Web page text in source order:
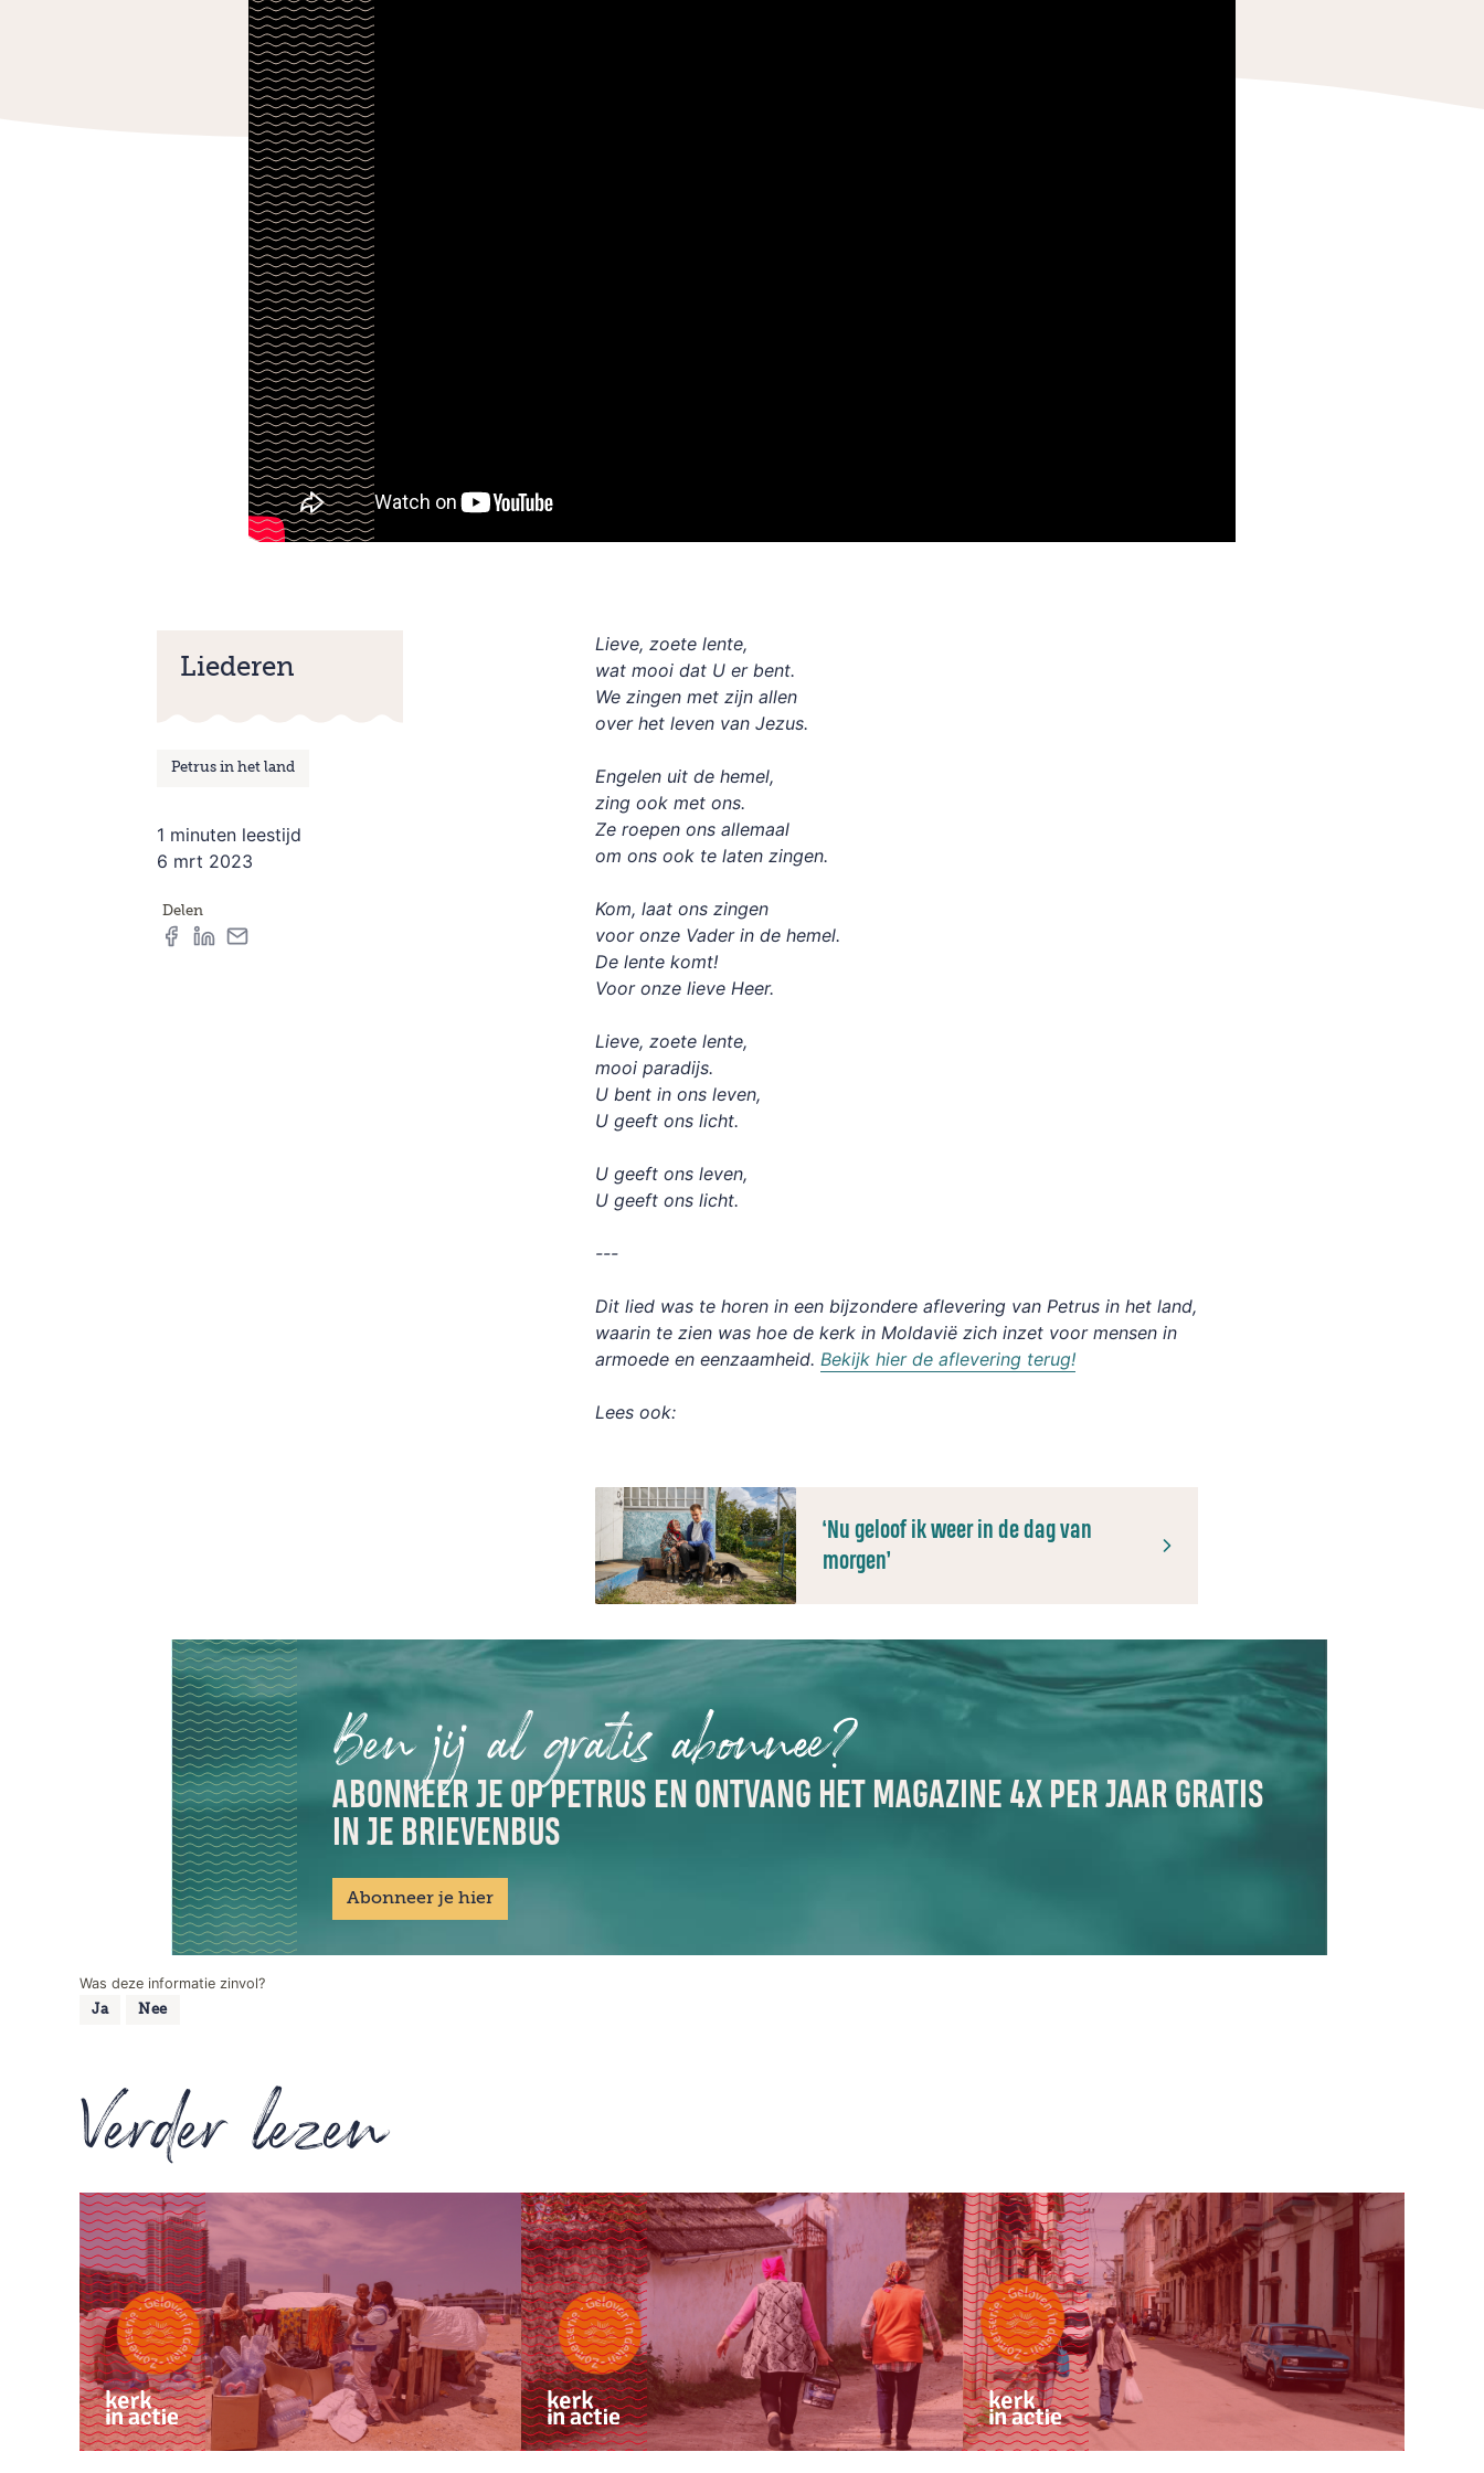
Lieve, zoete lente,
wat mooi dat U er bent.
We zingen met zijn allen
over het leven van Jezus.
Engelen uit de hemel,
zing ook met ons.
Ze roepen ons allemaal
om ons ook te laten zingen.
Kom, laat ons zingen
voor onze Vader in de hemel.
De lente komt!
Voor onze lieve Heer.
Lieve, zoete lente,
mooi paradijs.
U bent in ons leven,
U geeft ons licht.
U geeft ons leven,
U geeft ons licht.
---
Dit lied was te horen in een bijzondere aflevering van Petrus in het land,
waarin te zien was hoe de kerk in Moldavië zich inzet voor mensen in
armoede en eenzaamheid. Bekijk hier de aflevering terug!
Lees ook:
‘Nu geloof ik weer in de dag van
morgen’
Ben jij al gratis abonnee?
ABONNEER JE OP PETRUS EN ONTVANG HET MAGAZINE 4X PER JAAR GRATIS
IN JE BRIEVENBUS
Abonneer je hier
Liederen
Petrus in het land
1 minuten leestijd
6 mrt 2023
Delen
Was deze informatie zinvol?
Ja Nee
Verder lezen